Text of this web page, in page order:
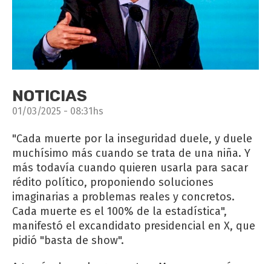
NOTICIAS
01/03/2025 - 08:31hs
"Cada muerte por la inseguridad duele, y duele
muchísimo más cuando se trata de una niña. Y
más todavía cuando quieren usarla para sacar
rédito político, proponiendo soluciones
imaginarias a problemas reales y concretos.
Cada muerte es el 100% de la estadística",
manifestó el excandidato presidencial en X, que
pidió "basta de show".